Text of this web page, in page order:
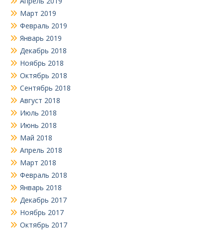
Март 2019
Февраль 2019
Январь 2019
Декабрь 2018
Ноябрь 2018
Октябрь 2018
Сентябрь 2018
Август 2018
Июль 2018
Июнь 2018
Май 2018
Апрель 2018
Март 2018
Февраль 2018
Январь 2018
Декабрь 2017
Ноябрь 2017
Октябрь 2017